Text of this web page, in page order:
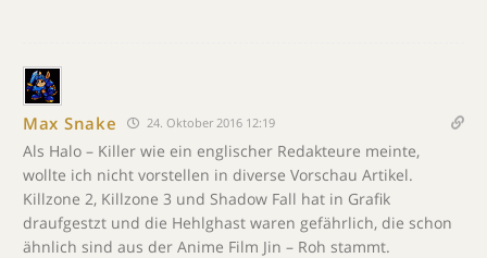
Max Snake 24. Oktober 2016 12:19
Als Halo – Killer wie ein englischer Redakteure meinte,
wollte ich nicht vorstellen in diverse Vorschau Artikel.
Killzone 2, Killzone 3 und Shadow Fall hat in Grafik
draufgestzt und die Hehlghast waren gefährlich, die schon
ähnlich sind aus der Anime Film Jin – Roh stammt.